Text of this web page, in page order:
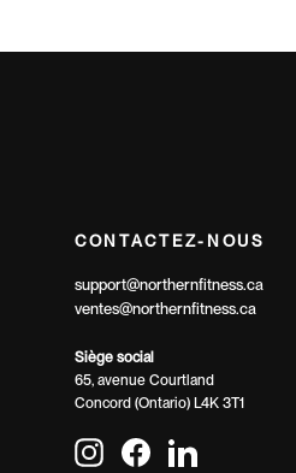
CONTACTEZ-NOUS
support@northernfitness.ca
ventes@northernfitness.ca
Siège social
65, avenue Courtland
Concord (Ontario) L4K 3T1
InstagramFacebookLinkedIn